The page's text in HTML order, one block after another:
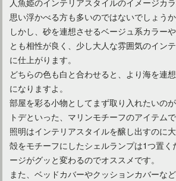
思い浮かべる方も多いのではないでしょうか
しかし、砂を連想させるベージュ系カラー
とも相性が良く、少し大人な雰囲気のイン
に仕上がります。
どちらの色も白と合わせると、より海を連
になりますよ。
部屋を彩る小物としてまず取り入れたいの
トデといった、マリンモチーフのアイテムで
照明はインテリアスタイルを醸し出すのに
殻をモチーフにしたシェルランプは1つ置く
ージがグッと変わるのでオススメです。
また、ベッドカバーやクッションカバーなど